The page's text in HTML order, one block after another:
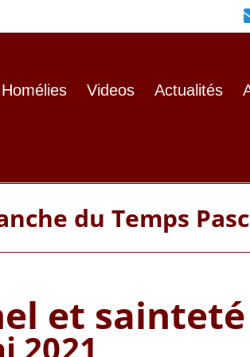
Homélies Videos Actualités
du Temps
et sainteté